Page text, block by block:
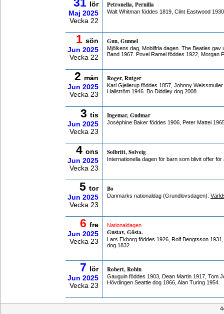
lör
Maj 2025
Vecka 22
Petronella, Pernilla
Walt Whitman föddes 1819, Clint Eastwood
1 sön
Jun 2025
Vecka 22
Gun, Gunnel
Mjölkens dag, Mobilfria dagen. The Beatles
Band 1967. Povel Ramel föddes 1922, Morgan
2 mån
Jun 2025
Vecka 23
Roger, Rutger
Karl Gjellerup föddes 1857, Johnny
Hallström 1946. Bo Diddley dog 2008.
3 tis
Jun 2025
Vecka 23
Ingemar, Gudmar
Joséphine Baker föddes 1906, Peter Mattei
4 ons
Jun 2025
Vecka 23
Solbritt, Solveig
Internationella dagen för barn som blivit offer för
5 tor
Jun 2025
Vecka 23
Bo
Danmarks nationaldag (Grundlovsdagen).
6 fre
Jun 2025
Vecka 23
Nationaldagen
Gustav, Gösta.
Lars Ekborg föddes 1926, Rolf Bengtsson
dog 1832.
7
lör
Jun 2025
Vecka 23
Robert, Robin
Gauguin föddes 1903, Dean Martin 1917, Tom
Hövdingen Seattle dog 1866, Alan Turing 1954.